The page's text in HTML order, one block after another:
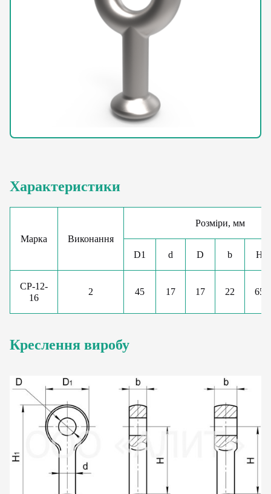
Характеристики
Марка Виконання
Розміри, мм
D1 d D b H
СР-12-
16
2 45 17 17 22 65
Креслення виробу